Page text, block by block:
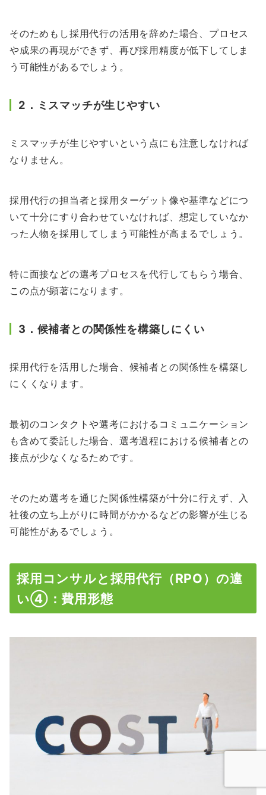
そのためもし採用代行の活用を辞めた場合、プロセス
や成果の再現ができず、再び採用精度が低下してしま
う可能性があるでしょう。
2．ミスマッチが生じやすい
ミスマッチが生じやすいという点にも注意しなければ
なりません。
採用代行の担当者と採用ターゲット像や基準などにつ
いて十分にすり合わせていなければ、想定していなか
った人物を採用してしまう可能性が高まるでしょう。
特に面接などの選考プロセスを代行してもらう場合、
この点が顕著になります。
3．候補者との関係性を構築しにくい
採用代行を活用した場合、候補者との関係性を構築し
にくくなります。
最初のコンタクトや選考におけるコミュニケーション
も含めて委託した場合、選考過程における候補者との
接点が少なくなるためです。
そのため選考を通じた関係性構築が十分に行えず、入
社後の立ち上がりに時間がかかるなどの影響が生じる
可能性があるでしょう。
採用コンサルと採用代行（RPO）の違
い④：費用形態